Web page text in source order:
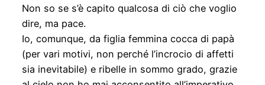
Non so se s’è capito qualcosa di ciò che voglio
dire, ma pace.
Io, comunque, da figlia femmina cocca di papà
(per vari motivi, non perché l’incrocio di affetti
sia inevitabile) e ribelle in sommo grado, grazie